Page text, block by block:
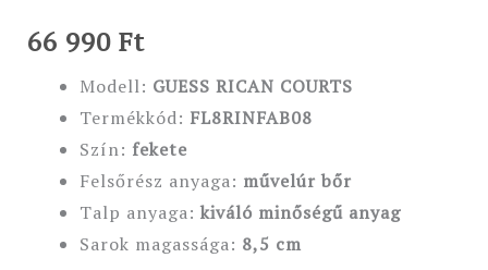
66 990 Ft
Modell: GUESS RICAN COURTS
Termékkód: FL8RINFAB08
Szín: fekete
Felsőrész anyaga: művelúr bőr
Talp anyaga:kiváló minőségű anyag
Sarok magassága: 8,5 cm